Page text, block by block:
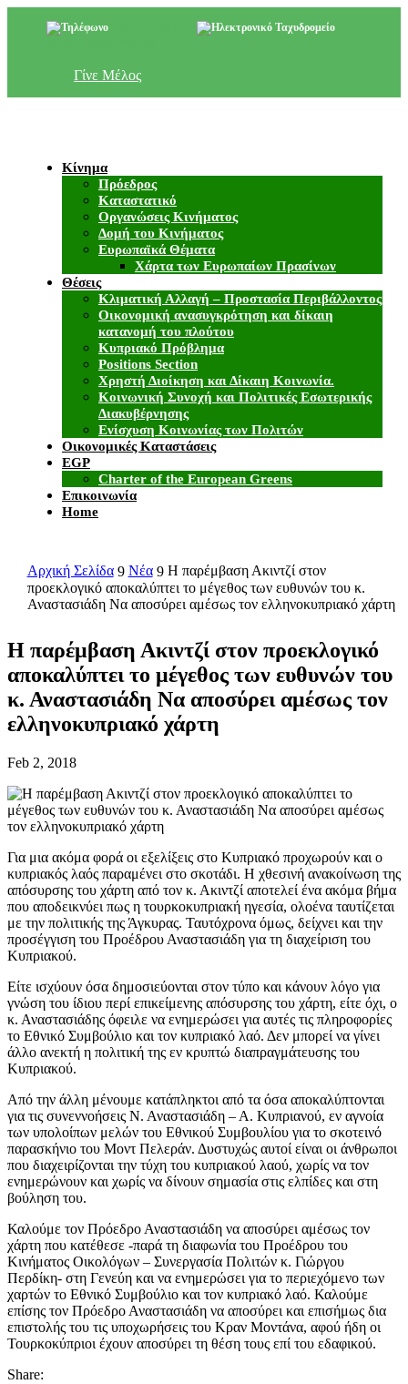
Γίνε Μέλος
Κίνημα
Πρόεδρος
Καταστατικό
Οργανώσεις Κινήματος
Δομή του Κινήματος
Ευρωπαϊκά Θέματα
Χάρτα των Ευρωπαίων Πρασίνων
Θέσεις
Κλιματική Αλλαγή – Προστασία Περιβάλλοντος
Οικονομική ανασυγκρότηση και δίκαιη
κατανομή του πλούτου
Κυπριακό Πρόβλημα
Positions Section
Χρηστή Διοίκηση και Δίκαιη Κοινωνία.
Κοινωνική Συνοχή και Πολιτικές Εσωτερικής
Διακυβέρνησης
Ενίσχυση Κοινωνίας των Πολιτών
Οικονομικές Καταστάσεις
EGP
Charter of the European Greens
Επικοινωνία
Home
Αρχική Σελίδα 9 Νέα 9 Η παρέμβαση Ακιντζί στον
προεκλογικό αποκαλύπτει το μέγεθος των ευθυνών του κ.
Αναστασιάδη Να αποσύρει αμέσως τον ελληνοκυπριακό χάρτη
Η παρέμβαση Ακιντζί στον προεκλογικό
αποκαλύπτει το μέγεθος των ευθυνών του
κ. Αναστασιάδη Να αποσύρει αμέσως τον
ελληνοκυπριακό χάρτη
Feb 2, 2018
Για μια ακόμα φορά οι εξελίξεις στο Κυπριακό προχωρούν και ο
κυπριακός λαός παραμένει στο σκοτάδι. Η χθεσινή ανακοίνωση της
απόσυρσης του χάρτη από τον κ. Ακιντζί αποτελεί ένα ακόμα βήμα
που αποδεικνύει πως η τουρκοκυπριακή ηγεσία, ολοένα ταυτίζεται
με την πολιτικής της Άγκυρας. Ταυτόχρονα όμως, δείχνει και την
προσέγγιση του Προέδρου Αναστασιάδη για τη διαχείριση του
Κυπριακού.
Είτε ισχύουν όσα δημοσιεύονται στον τύπο και κάνουν λόγο για
γνώση του ίδιου περί επικείμενης απόσυρσης του χάρτη, είτε όχι, ο
κ. Αναστασιάδης όφειλε να ενημερώσει για αυτές τις πληροφορίες
το Εθνικό Συμβούλιο και τον κυπριακό λαό. Δεν μπορεί να γίνει
άλλο ανεκτή η πολιτική της εν κρυπτώ διαπραγμάτευσης του
Κυπριακού.
Από την άλλη μένουμε κατάπληκτοι από τα όσα αποκαλύπτονται
για τις συνεννοήσεις Ν. Αναστασιάδη – Α. Κυπριανού, εν αγνοία
των υπολοίπων μελών του Εθνικού Συμβουλίου για το σκοτεινό
παρασκήνιο του Μοντ Πελεράν. Δυστυχώς αυτοί είναι οι άνθρωποι
που διαχειρίζονται την τύχη του κυπριακού λαού, χωρίς να τον
ενημερώνουν και χωρίς να δίνουν σημασία στις ελπίδες και στη
βούληση του.
Καλούμε τον Πρόεδρο Αναστασιάδη να αποσύρει αμέσως τον
χάρτη που κατέθεσε -παρά τη διαφωνία του Προέδρου του
Κινήματος Οικολόγων – Συνεργασία Πολιτών κ. Γιώργου
Περδίκη- στη Γενεύη και να ενημερώσει για το περιεχόμενο των
χαρτών το Εθνικό Συμβούλιο και τον κυπριακό λαό. Καλούμε
επίσης τον Πρόεδρο Αναστασιάδη να αποσύρει και επισήμως δια
επιστολής του τις υποχωρήσεις του Κραν Μοντάνα, αφού ήδη οι
Τουρκοκύπριοι έχουν αποσύρει τη θέση τους επί του εδαφικού.
Share: